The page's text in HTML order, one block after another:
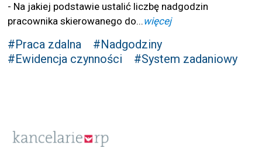
- Na jakiej podstawie ustalić liczbę nadgodzin
pracownika skierowanego do...więcej
#Praca zdalna
#Nadgodziny
#Ewidencja czynności
#System zadaniowy